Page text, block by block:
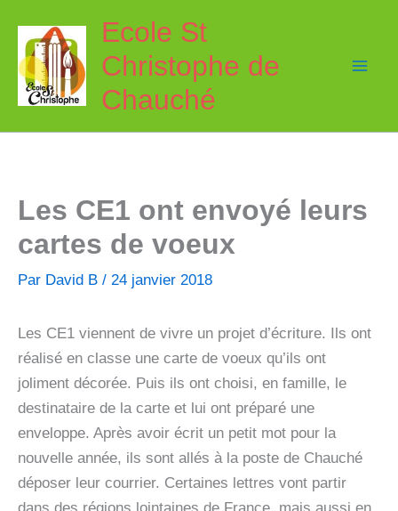
contenu
Ecole St
Christophe de
Chauché
Les CE1 ont envoyé leurs
cartes de voeux
Par David B / 24 janvier 2018
Les CE1 viennent de vivre un projet d’écriture. Ils ont
réalisé en classe une carte de voeux qu’ils ont
joliment décorée. Puis ils ont choisi, en famille, le
destinataire de la carte et lui ont préparé une
enveloppe. Après avoir écrit un petit mot pour la
nouvelle année, ils sont allés à la poste de Chauché
déposer leur courrier. Certaines lettres vont partir